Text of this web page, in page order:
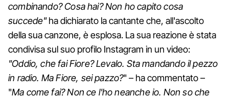
combinando? Cosa hai? Non ho capito cosa
succede"ha dichiarato la cantante che, all'ascolto
della sua canzone, è esplosa. La sua reazione è stata
condivisa sul suo profilo Instagram in un video:
"Oddio, che fai Fiore? Levalo. Sta mandando il pezzo
in radio. Ma Fiore, sei pazzo?" – ha commentato –
"Ma come fai? Non ce l'ho neanche io. Non so che